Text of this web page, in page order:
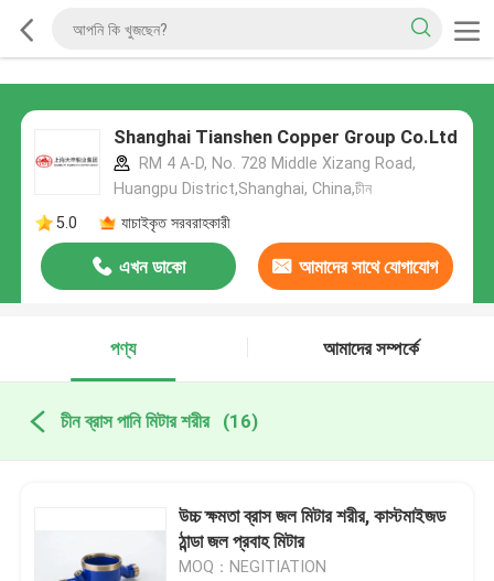
Shanghai Tianshen Copper Group Co.Ltd
RM 4 A-D, No. 728 Middle Xizang Road,
Huangpu District,Shanghai, China,চীন
5.0
যাচাইকৃত সরবরাহকারী
এখন ডাকো আমাদের সাথে যোগাযোগ
পণ্য
আমাদের সম্পর্কে
চীন ব্রাস পানি মিটার শরীর (16)
উচ্চ ক্ষমতা ব্রাস জল মিটার শরীর, কাস্টমাইজড
ঠান্ডা জল প্রবাহ মিটার
MOQ：NEGITIATION